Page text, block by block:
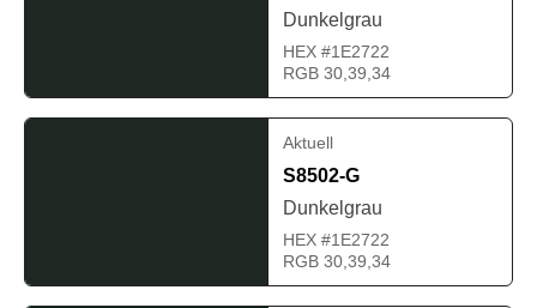
Dunkelgrau
HEX #1E2722
RGB 30,39,34
Aktuell
S8502-G
Dunkelgrau
HEX #1E2722
RGB 30,39,34